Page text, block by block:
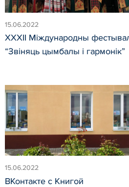
15.06.2022
XXXII Міждународны
“Звіняць цымбалы і гармонік”
15.06.2022
ВКонтакте с Книгой